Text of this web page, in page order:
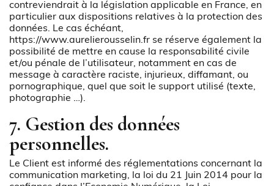
contreviendrait à la législation applicable en France, en
particulier aux dispositions relatives à la protection des
données. Le cas échéant,
https://www.aurelierousselin.fr se réserve également la
possibilité de mettre en cause la responsabilité civile
et/ou pénale de l’utilisateur, notamment en cas de
message à caractère raciste, injurieux, diffamant, ou
pornographique, quel que soit le support utilisé (texte,
photographie …).
7. Gestion des données
personnelles.
Le Client est informé des réglementations concernant la
communication marketing, la loi du 21 Juin 2014 pour la